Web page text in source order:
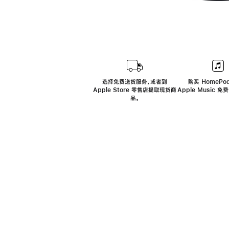
选择免费送货服务，或者到
Apple Store 零售店提取现货商
品。
购买
Apple Music 免费